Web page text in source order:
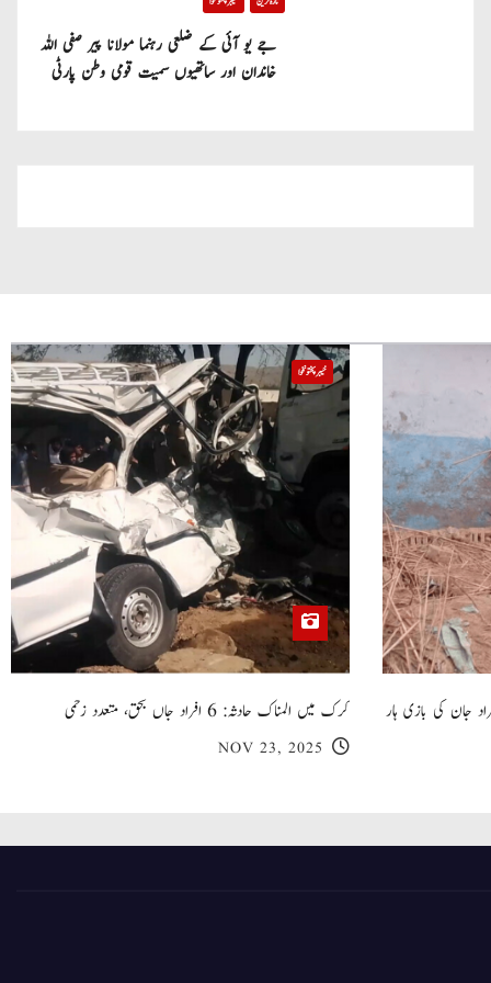
جے یو آئی کے ضلعی رہنما مولانا پیر صفی اللہ
خاندان اور ساتھیوں سمیت قومی وطن پارٹی
گھر کی چھت گرنے کا سانحہ: 5 افراد جان کی بازی ہار
خیبر پختونخوا
کرک میں المناک حادثہ: 6 افراد جاں بحق، متعدد زخمی
NOV 23, 2025